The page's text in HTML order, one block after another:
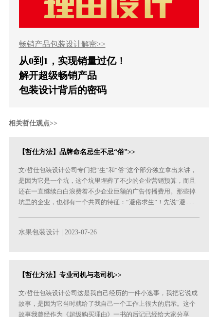
畅销产品包装设计解密>>
从0到1，实现销量过亿！
解开超级畅销产品
包装设计背后的密码
相关哲仕观点>>
【哲仕方法】品牌命名忌生不忌“俗”>>
文/哲仕包装设计公司专门把“生”和“俗”这个部分独立拿出来讲，
是因为它是一个坑，这个坑里埋葬了不少的企业营销预算，而且
还在一直继续白白浪费着不少企业巨额的广告传播费用。那些掉
坑里的企业，也都有一个共同的特征：“避俗求生”！先说“避......
水果包装设计 | 2023-07-26
【哲仕方法】专业司机与老司机>>
文/哲仕包装设计公司这是我自己经历的一件小逸事，我把它说成
故事，是因为它当时就给了我自己一个工作上很大的启示。这个
故事我曾经作为《超级购买理由》一书的后记已经给大家分享